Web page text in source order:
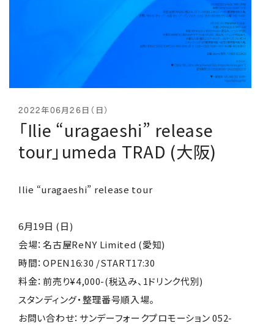
2022年06月26日（日）
「Ilie “uragaeshi” release
tour」umeda TRAD (大阪)
Ilie “uragaeshi” release tour
6月19日 (日)
会場：名古屋ReNY Limited (愛知)
時間：OPEN16:30 /START17:30
料金：前売り¥4,000-(税込み、1ドリンク代別)
スタンディング・整理番号順入場。
お問い合わせ：サンデーフォークプロモーション 052-